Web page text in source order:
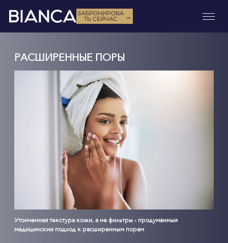
ЗАБРОНИРОВА
ТЬ СЕЙЧАС →
РАСШИРЕННЫЕ ПОРЫ
Утонченная текстура кожи, а не фильтры - продуманный
медицинский подход к расширенным порам